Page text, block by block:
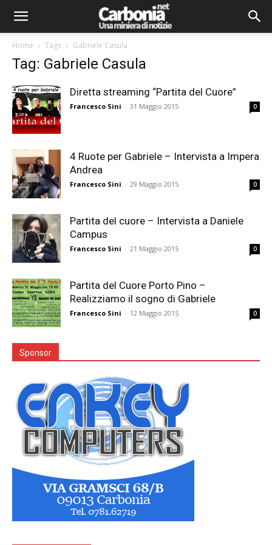
Home Tags Gabriele Casula
Tag: Gabriele Casula
Diretta streaming “Partita del Cuore”
Francesco Sini - 31 Maggio 2015 0
4 Ruote per Gabriele – Intervista a Impera
Andrea
Francesco Sini - 29 Maggio 2015 0
Partita del cuore – Intervista a Daniele
Campus
Francesco Sini - 21 Maggio 2015 0
Partita del Cuore Porto Pino –
Realizziamo il sogno di Gabriele
Francesco Sini - 12 Maggio 2015 0
Sponsor